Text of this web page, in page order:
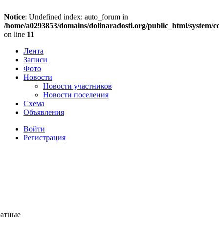
Notice: Undefined index: auto_forum in
/home/a0293853/domains/dolinaradosti.org/public_html/
on line 11
Лента
Записи
Фото
Новости
Новости участников
Новости поселения
Схема
Объявления
Войти
Регистрация